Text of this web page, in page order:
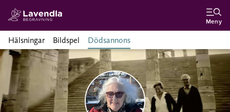
Meny
Hälsningar Bildspel Dödsannons